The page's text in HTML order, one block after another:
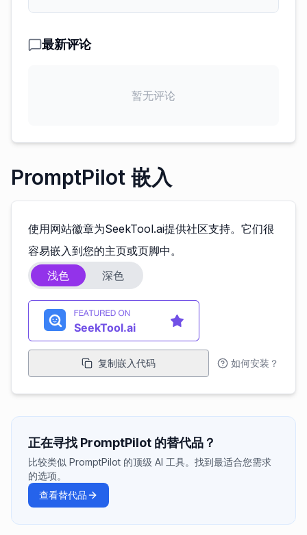
最新评论
暂无评论
PromptPilot 嵌入
使用网站徽章为SeekTool.ai提供社区支持。它们很
容易嵌入到您的主页或页脚中。
浅色
深色
复制嵌入代码 如何安装？
正在寻找 PromptPilot 的替代品？
比较类似 PromptPilot 的顶级 AI 工具。找到最适合您需求
的选项。
查看替代品